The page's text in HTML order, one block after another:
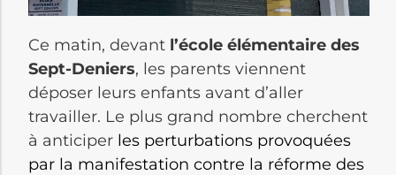
Ce matin, devant l’école élémentaire des
Sept-Deniers, les parents viennent
déposer leurs enfants avant d’aller
travailler. Le plus grand nombre cherchent
à anticiper les perturbations provoquées
par la manifestation contre la réforme des